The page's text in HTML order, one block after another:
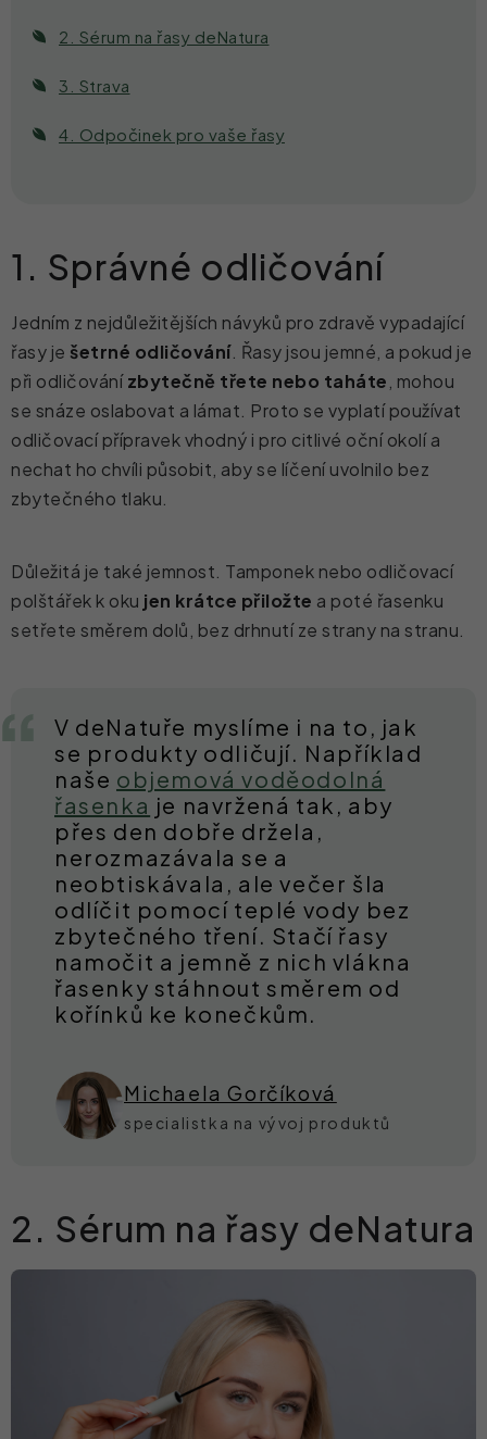
2. Sérum na řasy deNatura
3. Strava
4. Odpočinek pro vaše řasy
1. Správné odličování
Jedním z nejdůležitějších návyků pro zdravě vypadající
řasy je šetrné odličování. Řasy jsou jemné, a pokud je
při odličovánízbytečně třete nebo taháte , mohou
se snáze oslabovat a lámat. Proto se vyplatí používat
odličovací přípravek vhodný i pro citlivé oční okolí a
nechat ho chvíli působit, aby se líčení uvolnilo bez
zbytečného tlaku.
Důležitá je také jemnost. Tamponek nebo odličovací
polštářek k oku jen krátce přiložte a poté řasenku
setřete směrem dolů, bez drhnutí ze strany na stranu.
V deNatuře myslíme i na to, jak
se produkty odličují. Například
naše objemová voděodolná
řasenka je navržená tak, aby
přes den dobře držela,
nerozmazávala se a
neobtiskávala, ale večer šla
odlíčit pomocí teplé vody bez
zbytečného tření. Stačí řasy
namočit a jemně z nich vlákna
řasenky stáhnout směrem od
kořínků ke konečkům.
Michaela Gorčíková
specialistka na vývoj produktů
2. Sérum na řasy deNatura